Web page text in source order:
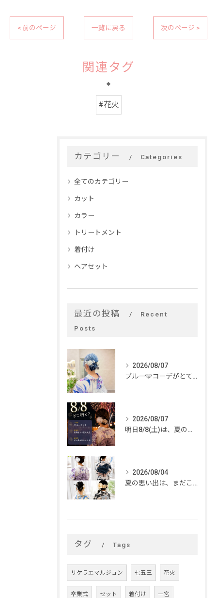
< 前のページ 一覧に戻る 次のページ >
関連タグ
#花火
カテゴリー Categories
全てのカテゴリー
カット
カラー
トリートメント
着付け
ヘアセット
最近の投稿
Recent
Posts
2026/08/07
ブルー🩵コーデがとてもお似合いでした✨
2026/08/07
明日8/8(土)は、夏のイベントがいっぱい🎆
2026/08/04
夏の思い出は、まだこれから。
タグ Tags
リケラエマルジョン 七五三 花火
卒業式 セット 着付け 一宮